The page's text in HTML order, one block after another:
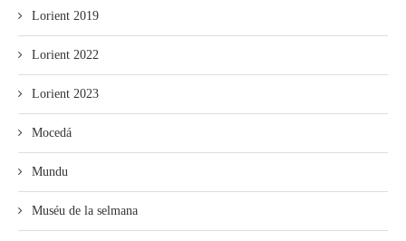
Lorient 2019
Lorient 2022
Lorient 2023
Mocedá
Mundu
Muséu de la selmana